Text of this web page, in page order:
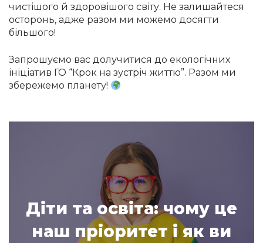
чистішого й здоровішого світу. Не залишайтеся
осторонь, адже разом ми можемо досягти
більшого!
Запрошуємо вас долучитися до екологічних
ініціатив ГО “Крок на зустріч життю”. Разом ми
збережемо планету!
Діти та освіта: чому це
наш пріоритет і як ви